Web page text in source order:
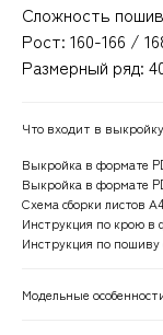
Сложность
Рост: 160-166 /
Размерный ряд:
Что входит в выкройку
Выкройка в формате
Выкройка в формате
Схема сборки листов
Инструкция по крою в
Инструкция по пошиву
Модельные